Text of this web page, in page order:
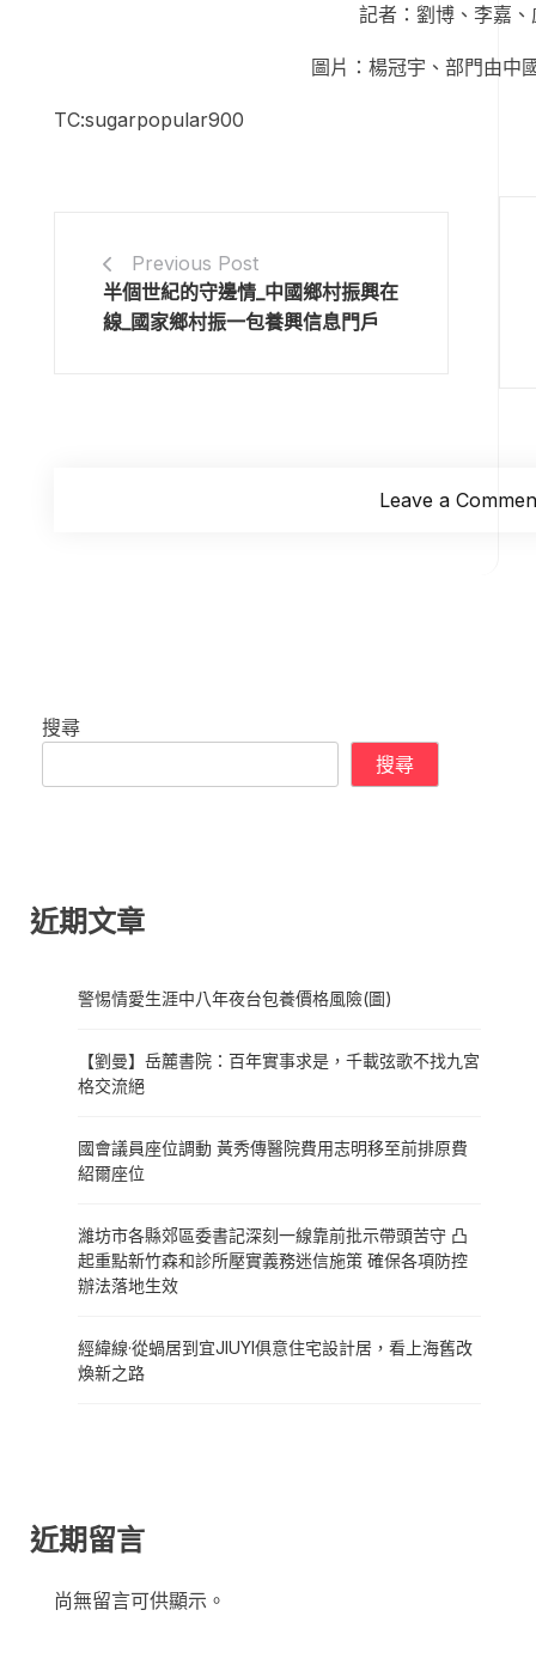
記者：劉博、李嘉
圖片：楊冠宇、部門由中
TC:sugarpopular900
Previous Post
半個世紀的守邊情_中國鄉村振興在
線_國家鄉村振一包養興信息門戶
Leave a
搜尋
搜尋
近期文章
警惕情愛生涯中八年夜台包養價格風險(圖)
【劉曼】岳麓書院：百年實事求是，千載弦歌不找九宮
格交流絕
國會議員座位調動 黃秀傳醫院費用志明移至前排原費
紹爾座位
濰坊市各縣郊區委書記深刻一線靠前批示帶頭苦守 凸
起重點新竹森和診所壓實義務迷信施策 確保各項防控
辦法落地生效
經緯線·從蝸居到宜JIUYI俱意住宅設計居，看上海舊改
煥新之路
近期留言
尚無留言可供顯示。